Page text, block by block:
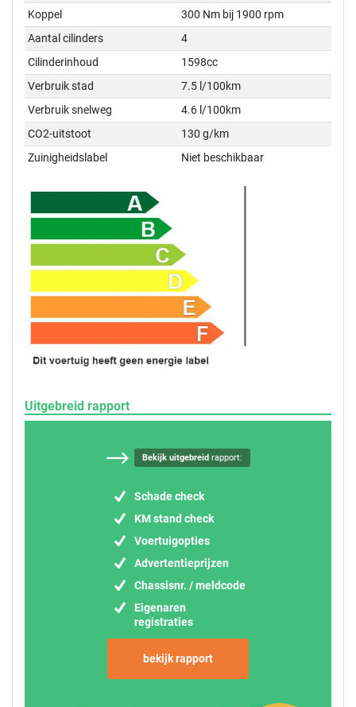
Koppel
300 Nm bij 1900 rpm
Aantal cilinders
4
Cilinderinhoud
1598cc
Verbruik stad
7.5 l/100km
Verbruik snelweg
4.6 l/100km
CO2-uitstoot
130 g/km
Zuinigheidslabel
Niet beschikbaar
Uitgebreid rapport
Bekijk uitgebreidrapport:
Schade check
KM stand check
Voertuigopties
Advertentieprijzen
Chassisnr. / meldcode
Eigenaren
registraties
bekijk rapport